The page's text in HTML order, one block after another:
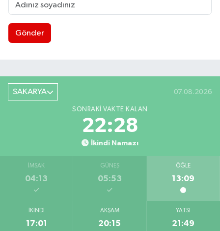
Gönder
SAKARYA 07.08.2026
SONRAKI VAKTE KALAN
22:27
İkindi Namazı
İMSAK
04:13
GÜNEŞ
05:53
ÖĞLE
13:09
İKINDI
17:01
AKŞAM
20:15
YATSI
21:49